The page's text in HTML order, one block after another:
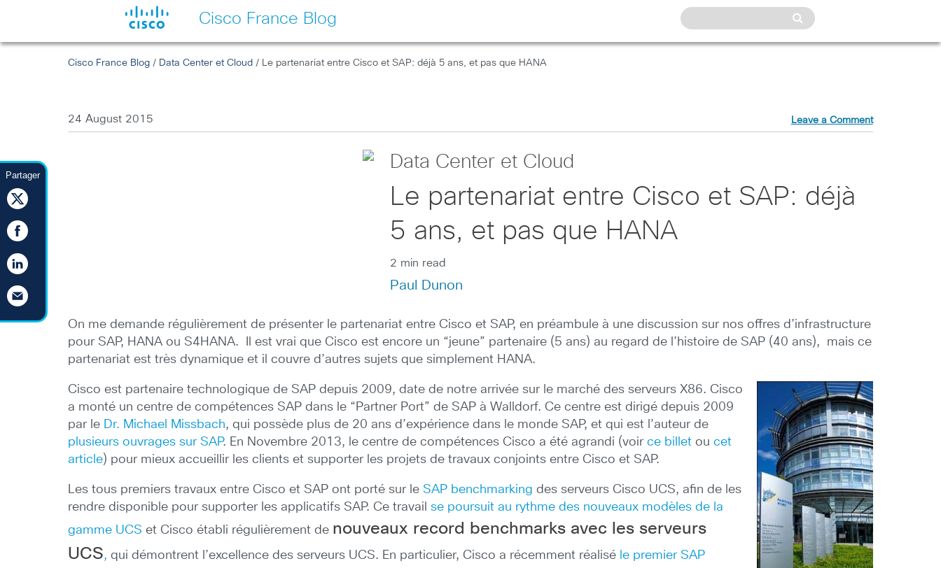
Cisco France Blog
Partager
Cisco France Blog / Data Center et Cloud / Le partenariat entre Cisco et SAP: déjà 5 ans, et pas que HANA
24 August 2015 Leave a Comment
Data Center et Cloud
Le partenariat entre Cisco et SAP: déjà
5 ans, et pas que HANA
2 min read
Paul Dunon
On me demande régulièrement de présenter le partenariat entre Cisco et SAP, en préambule à une discussion sur nos offres d’infrastructure
pour SAP, HANA ou S4HANA. Il est vrai que Cisco est encore un “jeune” partenaire (5 ans) au regard de l’histoire de SAP (40 ans), mais ce
partenariat est très dynamique et il couvre d’autres sujets que simplement HANA.
Cisco est partenaire technologique de SAP depuis 2009, date de notre arrivée sur le marché des serveurs X86. Cisco
a monté un centre de compétences SAP dans le “Partner Port” de SAP à Walldorf. Ce centre est dirigé depuis 2009
par le Dr. Michael Missbach, qui possède plus de 20 ans d’expérience dans le monde SAP, et qui est l’auteur de
plusieurs ouvrages sur SAP. En Novembre 2013, le centre de compétences Cisco a été agrandi (voirce billet ou cet
article) pour mieux accueillir les clients et supporter les projets de travaux conjoints entre Cisco et SAP.
Les tous premiers travaux entre Cisco et SAP ont porté sur leSAP benchmarking des serveurs Cisco UCS, afin de les
rendre disponible pour supporter les applicatifs SAP. Ce travailse poursuit au rythme des nouveaux modèles de la
gamme UCS et Cisco établi régulièrement de nouveaux record benchmarks avec les serveurs
UCS, qui démontrent l’excellence des serveurs UCS. En particulier, Cisco a récemment réalisé le premier SAP